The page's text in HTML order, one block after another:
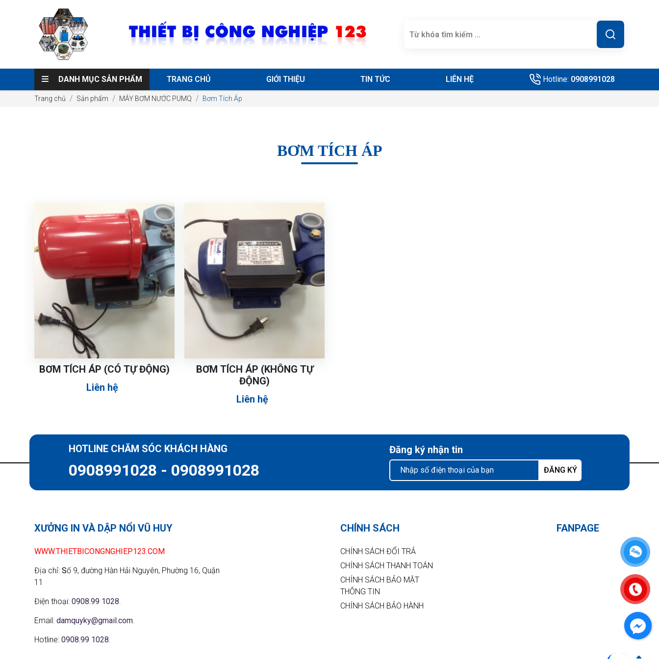
DANH MỤC SẢN PHẨM TRANG CHỦ GIỚI THIỆU TIN TỨC LIÊN HỆ Hotline: 0908991028
Trang chủ Sản phẩm MÁY BƠM NƯỚC PUMQ Bơm Tích Áp
BƠM TÍCH ÁP
BƠM TÍCH ÁP (CÓ TỰ ĐỘNG)
Liên hệ
BƠM TÍCH ÁP (KHÔNG TỰ
ĐỘNG)
Liên hệ
HOTLINE CHĂM SÓC KHÁCH HÀNG
0908991028 - 0908991028
Đăng ký nhận tin
XƯỞNG IN VÀ DẬP NỔI VŨ HUY
WWW.THIETBICONGNGHIEP123.COM
Địa chỉ: Số 9, đường Hàn Hải Nguyên, Phường 16, Quận
11
Điện thoại: 0908.99 1028
Email: damquyky@gmail.com
Hotline: 0908.99 1028
CHÍNH SÁCH
CHÍNH SÁCH ĐỔI TRẢ
CHÍNH SÁCH THANH TOÁN
CHÍNH SÁCH BẢO MẬT
THÔNG TIN
CHÍNH SÁCH BẢO HÀNH
FANPAGE